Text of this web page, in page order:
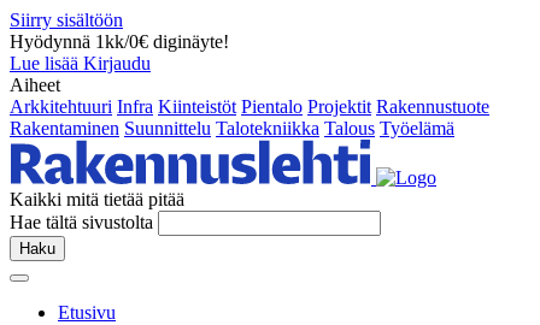
Siirry sisältöön
Hyödynnä 1kk/0€ diginäyte!
Lue lisää Kirjaudu
Aiheet
Arkkitehtuuri Infra Kiinteistöt Pientalo Projektit Rakennustuote
Rakentaminen Suunnittelu Talotekniikka Talous Työelämä
Kaikki mitä tietää pitää
Hae tältä sivustolta
Haku
Etusivu